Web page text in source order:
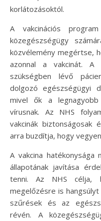
korlátozásoktól.
A vakcinációs
közegészségügy
közvélemény megértse,
azonnal a vakcinát.
szükségben lévő
dolgozó egészségügyi
mivel ők a
vírusnak. Az NHS
vakcinák biztonságosak
arra buzdítja, hogy
A vakcina
állapotának javítása
tenni. Az NHS célja,
megelőzésre is
szűrések és az
révén. A